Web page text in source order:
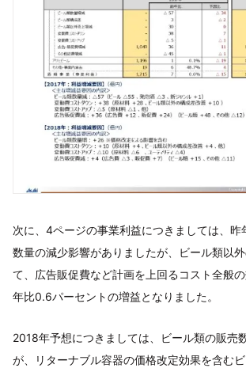
次に、4ページの事業利益につきましては、昨
数量の減少影響がありましたが、ビール類以
て、広告販促費など計画を上回るコスト全般
年比0.6パーセントの増益となりました。
2018年予想につきましては、ビール類の販売
が、リターナブル容器の価格改定効果を含む